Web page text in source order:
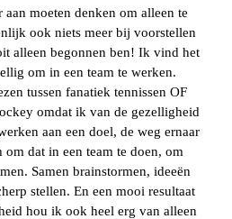
moeten denken om alleen te
ook niets meer bij voorstellen
alleen begonnen ben! Ik vind het
om in een team te werken.
tussen fanatiek tennissen OF
omdat ik van de gezelligheid
aan een doel, de weg ernaar
dat in een team te doen, om
Samen brainstormen, ideeën
stellen. En een mooi resultaat
hou ik ook heel erg van alleen